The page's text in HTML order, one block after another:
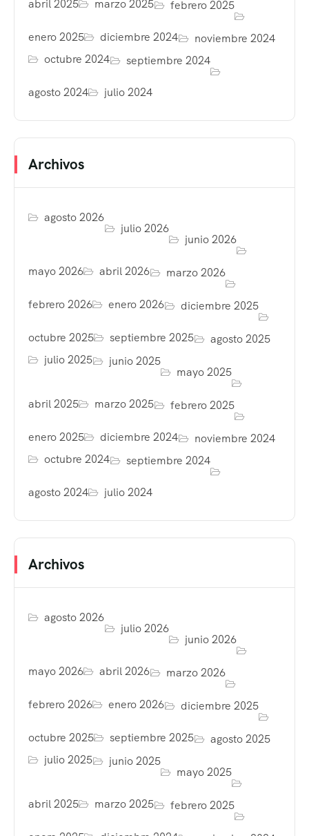
abril 2025 marzo 2025 febrero 2025
enero 2025 diciembre 2024
noviembre 2024
octubre 2024
septiembre 2024
agosto 2024 julio 2024
Archivos
agosto 2026
julio 2026
junio 2026
mayo 2026 abril 2026 marzo 2026
febrero 2026 enero 2026 diciembre 2025
octubre 2025 septiembre 2025
agosto 2025
julio 2025
junio 2025
mayo 2025
abril 2025 marzo 2025 febrero 2025
enero 2025 diciembre 2024
noviembre 2024
octubre 2024
septiembre 2024
agosto 2024 julio 2024
Archivos
agosto 2026
julio 2026
junio 2026
mayo 2026 abril 2026 marzo 2026
febrero 2026 enero 2026 diciembre 2025
octubre 2025 septiembre 2025
agosto 2025
julio 2025
junio 2025
mayo 2025
abril 2025 marzo 2025 febrero 2025